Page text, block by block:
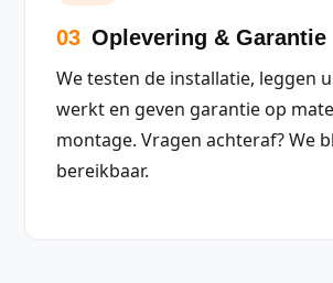
03 Oplevering & Garantie
We testen de installatie, leggen
werkt en geven garantie op
montage. Vragen achteraf? We
bereikbaar.